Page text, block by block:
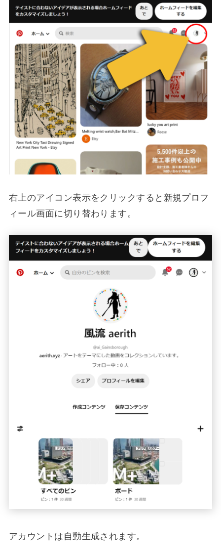
右上のアイコン表示をクリックすると新規プロフ
ィール画面に切り替わります。
アカウントは自動生成されます。